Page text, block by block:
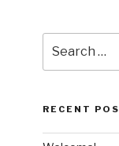
for:
RECENT